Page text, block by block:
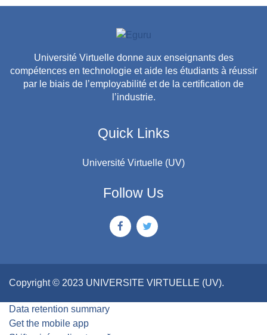
Université Virtuelle donne aux enseignants des
compétences en technologie et aide les étudiants à réussir
par le biais de l’employabilité et de la certification de
l’industrie.
Quick Links
Université Virtuelle (UV)
Follow Us
Copyright © 2023 UNIVERSITE VIRTUELLE (UV).
Data retention summary
Get the mobile app